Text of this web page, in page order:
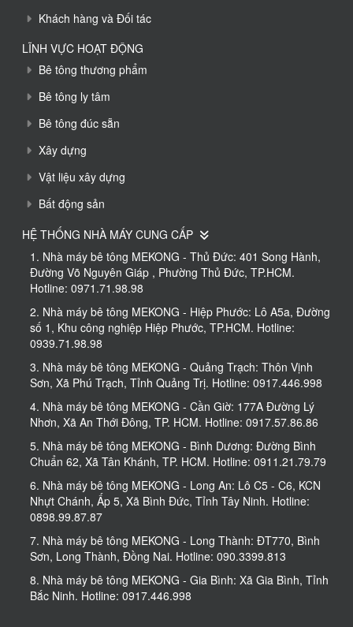
Khách hàng và Đối tác
LĨNH VỰC HOẠT ĐỘNG
Bê tông thương phẩm
Bê tông ly tâm
Bê tông đúc sẵn
Xây dựng
Vật liệu xây dựng
Bất động sản
HỆ THỐNG NHÀ MÁY CUNG CẤP
1. Nhà máy bê tông MEKONG - Thủ Đức: 401 Song Hành,
Đường Võ Nguyên Giáp , Phường Thủ Đức, TP.HCM.
Hotline: 0971.71.98.98
2. Nhà máy bê tông MEKONG - Hiệp Phước: Lô A5a, Đường
số 1, Khu công nghiệp Hiệp Phước, TP.HCM. Hotline:
0939.71.98.98
3. Nhà máy bê tông MEKONG - Quảng Trạch: Thôn Vịnh
Sơn, Xã Phú Trạch, Tỉnh Quảng Trị. Hotline: 0917.446.998
4. Nhà máy bê tông MEKONG - Cần Giờ: 177A Đường Lý
Nhơn, Xã An Thới Đông, TP. HCM. Hotline: 0917.57.86.86
5. Nhà máy bê tông MEKONG - Bình Dương: Đường Bình
Chuẩn 62, Xã Tân Khánh, TP. HCM. Hotline: 0911.21.79.79
6. Nhà máy bê tông MEKONG - Long An: Lô C5 - C6, KCN
Nhựt Chánh, Ấp 5, Xã Bình Đức, Tỉnh Tây Ninh. Hotline:
0898.99.87.87
7. Nhà máy bê tông MEKONG - Long Thành: ĐT770, Bình
Sơn, Long Thành, Đồng Nai. Hotline: 090.3399.813
8. Nhà máy bê tông MEKONG - Gia Bình: Xã Gia Bình, Tỉnh
Bắc Ninh. Hotline: 0917.446.998